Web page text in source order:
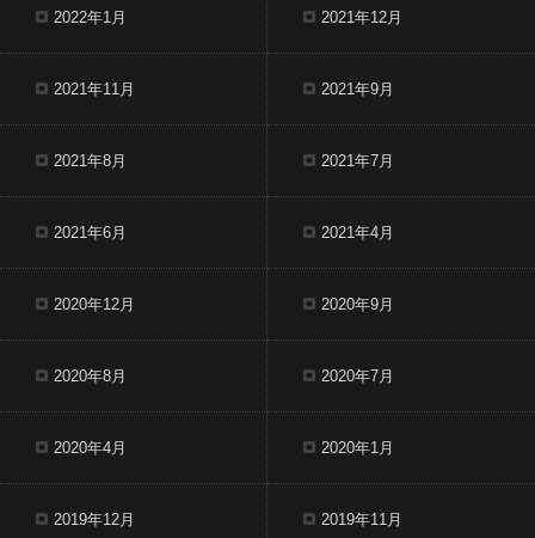
2022年1月 2021年12月
2021年11月 2021年9月
2021年8月 2021年7月
2021年6月 2021年4月
2020年12月 2020年9月
2020年8月 2020年7月
2020年4月 2020年1月
2019年12月 2019年11月